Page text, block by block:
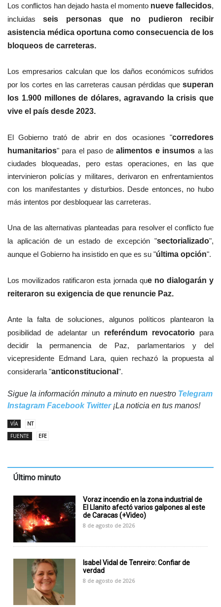
Los conflictos han dejado hasta el momento nueve fallecidos,
incluidas seis personas que no pudieron recibir
asistencia médica oportuna como consecuencia de los
bloqueos de carreteras.
Los empresarios calculan que los daños económicos sufridos
por los cortes en las carreteras causan pérdidas que superan
los 1.900 millones de dólares, agravando la crisis que
vive el país desde 2023.
El Gobierno trató de abrir en dos ocasiones "corredores
humanitarios" para el paso dealimentos e insumos a las
ciudades bloqueadas, pero estas operaciones, en las que
intervinieron policías y militares, derivaron en enfrentamientos
con los manifestantes y disturbios. Desde entonces, no hubo
más intentos por desbloquear las carreteras.
Una de las alternativas planteadas para resolver el conflicto fue
la aplicación de un estado de excepción "sectorializado",
aunque el Gobierno ha insistido en que es su "última opción".
Los movilizados ratificaron esta jornada que no dialogarán y
reiteraron su exigencia de que renuncie Paz.
Ante la falta de soluciones, algunos políticos plantearon la
posibilidad de adelantar un referéndum revocatorio para
decidir la permanencia de Paz, parlamentarios y del
vicepresidente Edmand Lara, quien rechazó la propuesta al
considerarla "anticonstitucional ".
Sigue la información minuto a minuto en nuestro Telegram
Instagram Facebook Twitter¡La noticia en tus manos!
VÍA
NT
FUENTE
EFE
Último minuto
Voraz incendio en la zona industrial de
El Llanito afectó varios galpones al este
de Caracas (+Video)
8 de agosto de 2026
Isabel Vidal de Tenreiro: Confiar de
verdad
8 de agosto de 2026